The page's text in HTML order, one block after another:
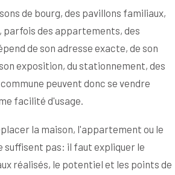
de bourg, des pavillons familiaux,
parfois des appartements, des
de son adresse exacte, de son
exposition, du stationnement, des
peuvent donc se vendre
facilité d'usage.
la maison, l'appartement ou le
suffisent pas: il faut expliquer le
réalisés, le potentiel et les points de